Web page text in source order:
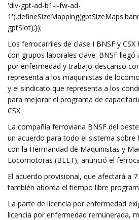
'div-gpt-ad-b1-i-fw-ad-
gptSlot);});
Los ferrocarriles de clase I BNSF y
con grupos laborales clave: BNSF llegó
por enfermedad y trabajo-descanso
representa a los maquinistas de
y el sindicato que representa a los
para mejorar el programa de
CSX.
La compañía ferroviaria BNSF del
un acuerdo para todo el sistema sobre
con la Hermandad de Maquinistas y
Locomotoras (BLET), anunció el
El acuerdo provisional, que afectará a
también aborda el tiempo libre
La parte de licencia por enfermedad
licencia por enfermedad remunerada,